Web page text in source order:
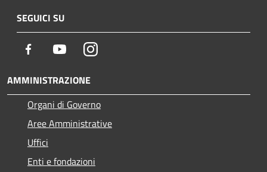
SEGUICI SU
Facebook YoutubeInstagram
AMMINISTRAZIONE
Organi di Governo
Aree Amministrative
Uffici
Enti e fondazioni